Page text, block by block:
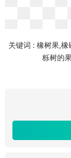
关键词 : 橡树果,
栎树的